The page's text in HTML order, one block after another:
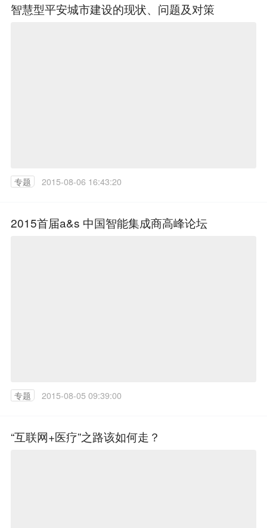
智慧型平安城市建设的现状、问题及对策
专题 2015-08-06 16:43:20
2015首届a&s 中国智能集成商高峰论坛
专题 2015-08-05 09:39:00
“互联网+医疗”之路该如何走？